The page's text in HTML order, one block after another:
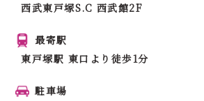
西武東戸塚S.C 西武館2F
最寄駅
東戸塚駅 東口より徒歩1分
駐車場